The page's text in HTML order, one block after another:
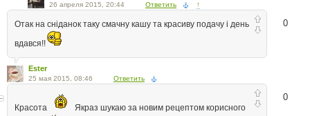
26 апреля 2015, 20:44 Ответить ↑
0
Отак на сніданок таку смачну кашу та красиву подачу і день
вдався!!
Ester
25 мая 2015, 08:46 Ответить
0
Красота Якраз шукаю за новим рецептом корисного